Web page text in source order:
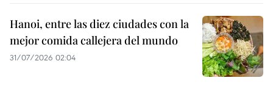
Hanoi, entre las diez ciudades con la
mejor comida callejera del mundo
31/07/2026 02:04